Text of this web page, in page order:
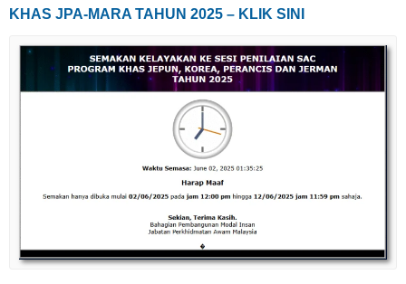
KHAS JPA-MARA TAHUN 2025 – KLIK SINI